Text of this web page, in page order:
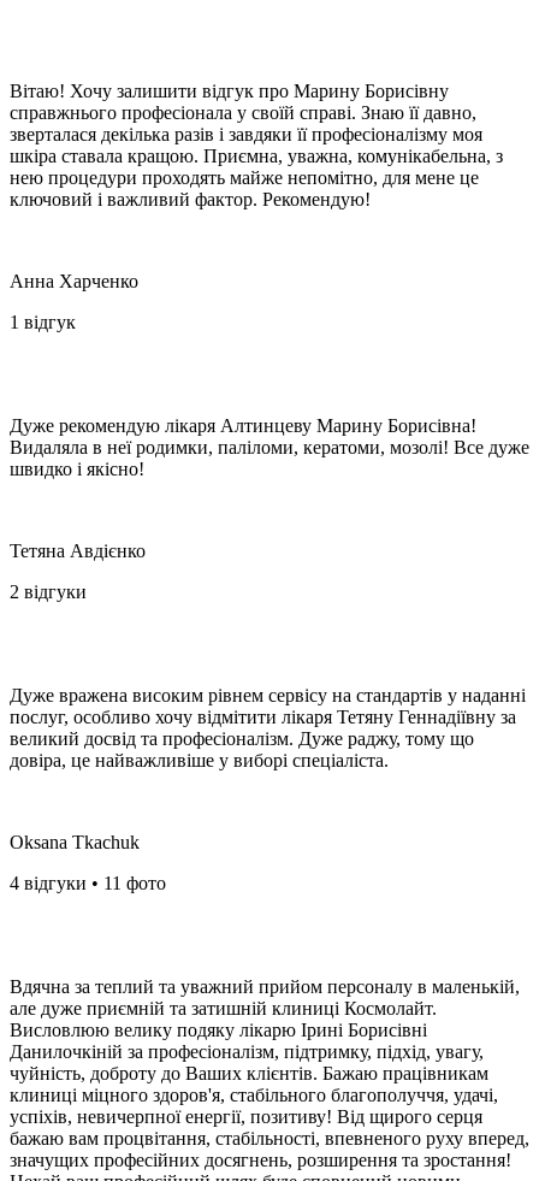
Вітаю! Хочу залишити відгук про Марину Борисівну
справжнього професіонала у своїй справі. Знаю її давно,
зверталася декілька разів і завдяки її професіоналізму моя
шкіра ставала кращою. Приємна, уважна, комунікабельна, з
нею процедури проходять майже непомітно, для мене це
ключовий і важливий фактор. Рекомендую!️
Анна Харченко
1 відгук
Дуже рекомендую лікаря Алтинцеву Марину Борисівна!
Видаляла в неї родимки, паліломи, кератоми, мозолі! Все дуже
швидко і якісно!️
Тетяна Авдієнко
2 відгуки
Дуже вражена високим рівнем сервісу на стандартів у наданні
послуг, особливо хочу відмітити лікаря Тетяну Геннадіївну за
великий досвід та професіоналізм. Дуже раджу, тому що
довіра, це найважливіше у виборі спеціаліста.️
Oksana Tkachuk
4 відгуки • 11 фото
Вдячна за теплий та уважний прийом персоналу в маленькій,
але дуже приємній та затишній клиниці Космолайт.
Висловлюю велику подяку лікарю Ірині Борисівні
Данилочкіній за професіоналізм, підтримку, підхід, увагу,
чуйність, доброту до Ваших клієнтів. Бажаю працівникам
клиниці міцного здоров'я, стабільного благополуччя, удачі,
успіхів, невичерпної енергії, позитиву! Від щирого серця
бажаю вам процвітання, стабільності, впевненого руху вперед,
значущих професійних досягнень, розширення та зростання!